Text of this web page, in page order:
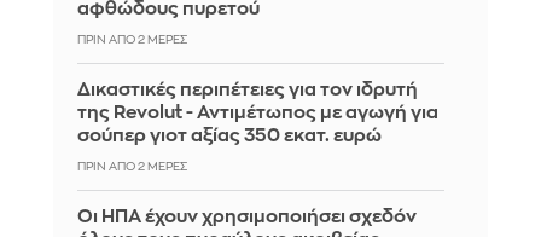
αφθώδους πυρετού
ΠΡΙΝ ΑΠΌ 2 ΜΈΡΕΣ
Δικαστικές περιπέτειες για τον ιδρυτή
της Revolut - Αντιμέτωπος με αγωγή για
σούπερ γιοτ αξίας 350 εκατ. ευρώ
ΠΡΙΝ ΑΠΌ 2 ΜΈΡΕΣ
Οι ΗΠΑ έχουν χρησιμοποιήσει σχεδόν